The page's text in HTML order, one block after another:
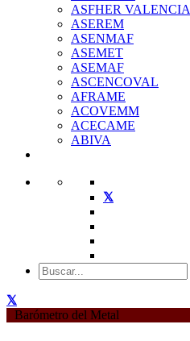
ASFHER VALENCIA
ASEREM
ASENMAF
ASEMET
ASEMAF
ASCENCOVAL
AFRAME
ACOVEMM
ACECAME
ABIVA
Barómetro del Metal